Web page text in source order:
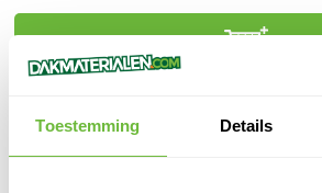
Toestemming Details
Klanten beoordelen ons met een
Gratis advies